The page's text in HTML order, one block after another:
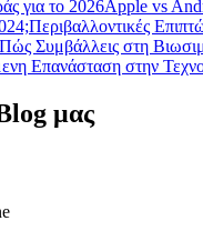
για το 2026Apple vs
Περιβαλλοντικές
Συμβάλλεις στη
Επανάσταση στην
μας